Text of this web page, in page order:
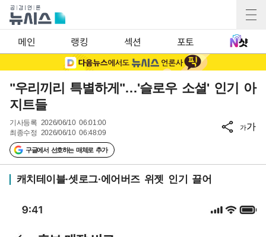
메인 랭킹 섹션 포토
"우리끼리 특별하게"…'슬로우 소셜' 인기 아
지트들
기사등록 2026/06/10 06:01:00
최종수정 2026/06/10 06:48:09
구글에서 선호하는 매체로 추가
가가
캐치테이블·셋로그·에어버즈 위젯 인기 끌어